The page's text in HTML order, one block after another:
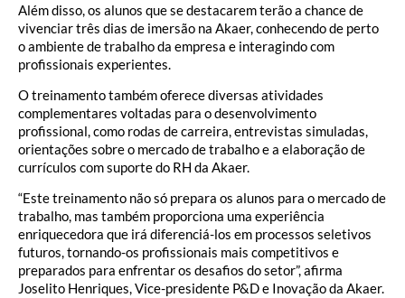
Além disso, os alunos que se destacarem terão a chance de
vivenciar três dias de imersão na Akaer, conhecendo de perto
o ambiente de trabalho da empresa e interagindo com
profissionais experientes.
O treinamento também oferece diversas atividades
complementares voltadas para o desenvolvimento
profissional, como rodas de carreira, entrevistas simuladas,
orientações sobre o mercado de trabalho e a elaboração de
currículos com suporte do RH da Akaer.
“Este treinamento não só prepara os alunos para o mercado de
trabalho, mas também proporciona uma experiência
enriquecedora que irá diferenciá-los em processos seletivos
futuros, tornando-os profissionais mais competitivos e
preparados para enfrentar os desafios do setor”, afirma
Joselito Henriques, Vice-presidente P&D e Inovação da Akaer.